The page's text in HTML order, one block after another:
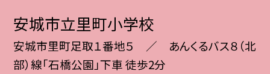
安城市立里町小学校
安城市里町足取１番地５ ／ あんくるバス８（北
部）線「石橋公園」下車 徒歩2分